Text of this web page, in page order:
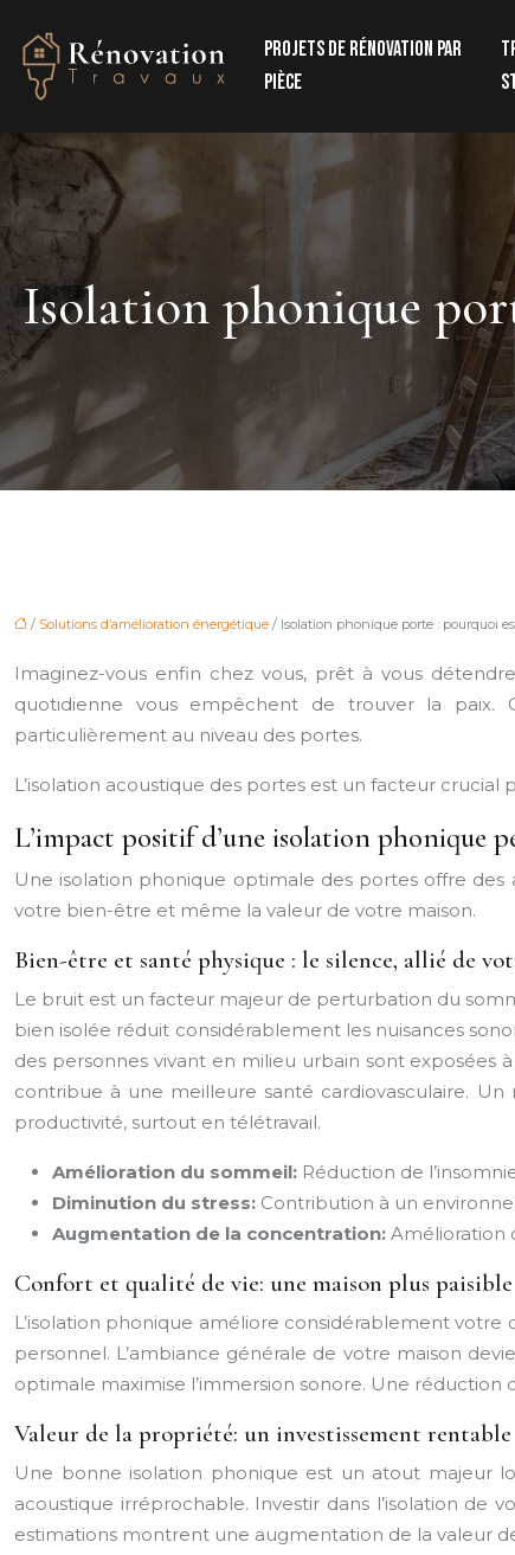
Projets de rénovation par
pièce
Isolation phonique
/ Solutions d’amélioration énergétique / Isolation phonique porte : pourquoi
Imaginez-vous enfin chez vous, prêt à vous
quotidienne vous empêchent de trouver la paix.
particulièrement au niveau des portes.
L’isolation acoustique des portes est un facteur
L’impact positif d’une isolation phonique
Une isolation phonique optimale des portes offre
votre bien-être et même la valeur de votre maison.
Bien-être et santé physique : le silence, allié de
Le bruit est un facteur majeur de perturbation du
bien isolée réduit considérablement les nuisances
des personnes vivant en milieu urbain sont
contribue à une meilleure santé cardiovasculaire.
productivité, surtout en télétravail.
Amélioration du sommeil: Réduction de
Diminution du stress: Contribution à un
Augmentation de la concentration: Amélioration
Confort et qualité de vie: une maison plus paisible
L’isolation phonique améliore considérablement
personnel. L’ambiance générale de votre maison
optimale maximise l’immersion sonore. Une
Valeur de la propriété: un investissement rentable
Une bonne isolation phonique est un atout majeur
acoustique irréprochable. Investir dans l’isolation
estimations montrent une augmentation de la valeur